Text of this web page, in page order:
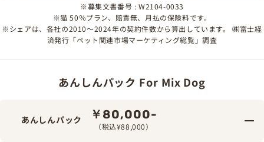
※募集文書番号 : W2104-0033
※猫 50％プラン、賠責無、月払の保険料です。
※シェアは、各社の2010～2024年の契約件数から算出しています。 ㈱富士経
済発行「ペット関連市場マーケティング総覧」調査
あんしんパック For Mix Dog
あんしんパック ￥80,000-
（税込¥88,000）